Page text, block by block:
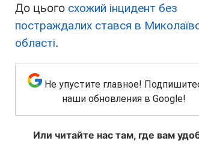
До цього схожий інцидент без
постраждалих стався в
області.
Не упустите главное!
наши обновления в Google!
Или читайте нас там, где вам